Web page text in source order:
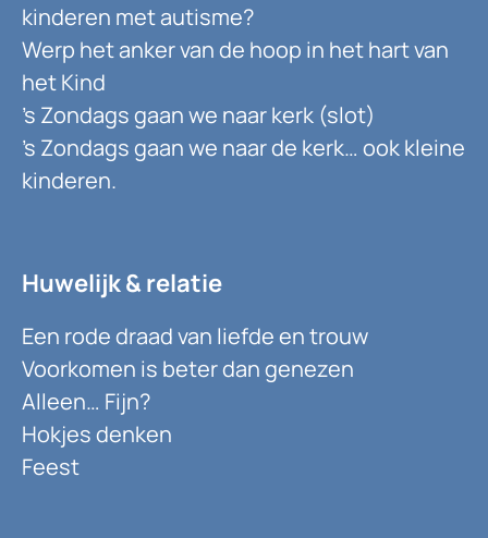
kinderen met autisme?
Werp het anker van de hoop in het hart van
het Kind
’s Zondags gaan we naar kerk (slot)
’s Zondags gaan we naar de kerk… ook kleine
kinderen.
Huwelijk & relatie
Een rode draad van liefde en trouw
Voorkomen is beter dan genezen
Alleen… Fijn?
Hokjes denken
Feest